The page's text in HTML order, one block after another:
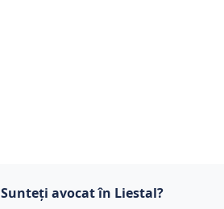
Sunteți avocat în Liestal?